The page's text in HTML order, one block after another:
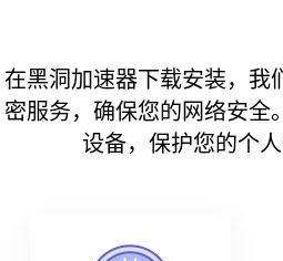
在黑洞加速器下载安装，我
密服务，确保您的网络安全
设备，保护您的个人